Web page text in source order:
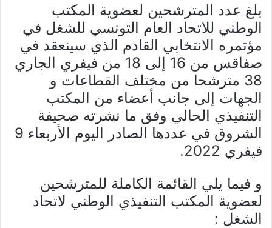
بلغ عدد المترشحين لعضوية المكتب
الوطني للاتحاد العام التونسي للشغل في
مؤتمره الانتخابي القادم الذي سينعقد في
صفاقس من 16 إلى 18 من فيفري الجاري
38 مترشحا من مختلف القطاعات و
الجهات إلى جانب أعضاء من المكتب
التنفيذي الحالي وفق ما نشرته صحيفة
الشروق في عددها الصادر اليوم الأربعاء 9
فيفري 2022.
و فيما يلي القائمة الكاملة للمترشحين
لعضوية المكتب التنفيذي الوطني لاتحاد
الشغل :